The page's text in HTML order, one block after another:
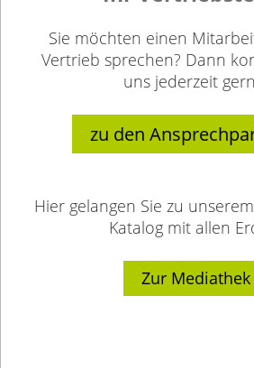
Sie möchten einen
Vertrieb sprechen? Dann
uns jederzeit
zu den
Hier gelangen Sie zu
Katalog mit allen
Zur Mediathek